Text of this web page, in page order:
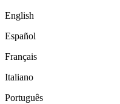
English
Español
Français
Italiano
Português